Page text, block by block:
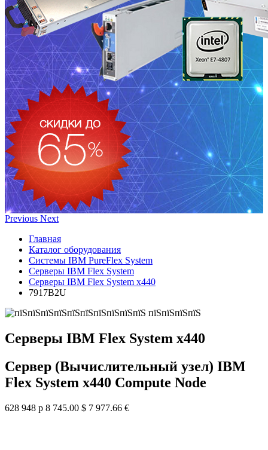
Previous Next
Главная
Каталог оборудования
Системы IBM PureFlex System
Серверы IBM Flex System
Серверы IBM Flex System x440
7917B2U
Серверы IBM Flex System x440
Сервер (Вычислительный узел) IBM
Flex System x440 Compute Node
628 948 р 8 745.00 $ 7 977.66 €